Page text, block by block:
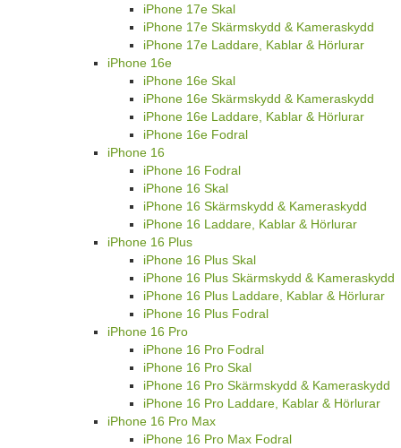
iPhone 17e Skal
iPhone 17e Skärmskydd & Kameraskydd
iPhone 17e Laddare, Kablar & Hörlurar
iPhone 16e
iPhone 16e Skal
iPhone 16e Skärmskydd & Kameraskydd
iPhone 16e Laddare, Kablar & Hörlurar
iPhone 16e Fodral
iPhone 16
iPhone 16 Fodral
iPhone 16 Skal
iPhone 16 Skärmskydd & Kameraskydd
iPhone 16 Laddare, Kablar & Hörlurar
iPhone 16 Plus
iPhone 16 Plus Skal
iPhone 16 Plus Skärmskydd & Kameraskydd
iPhone 16 Plus Laddare, Kablar & Hörlurar
iPhone 16 Plus Fodral
iPhone 16 Pro
iPhone 16 Pro Fodral
iPhone 16 Pro Skal
iPhone 16 Pro Skärmskydd & Kameraskydd
iPhone 16 Pro Laddare, Kablar & Hörlurar
iPhone 16 Pro Max
iPhone 16 Pro Max Fodral